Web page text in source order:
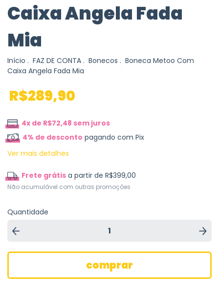
Caixa Angela Fada
Mia
Início . FAZ DE CONTA . Bonecos . Boneca Metoo Com
Caixa Angela Fada Mia
R$289,90
4x de R$72,48 sem juros
4% de desconto pagando com Pix
Ver mais detalhes
Frete grátis a partir de R$399,00
Não acumulável com outras promoções
Quantidade